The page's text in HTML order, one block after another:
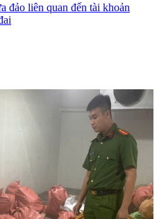
đảo liên quan đến tài khoản